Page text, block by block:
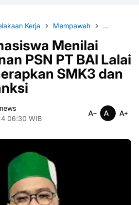
Kerja Mempawah Peristiwa
Menilai
PSN PT BAI Lalai
SMK3 dan
06:30 WIB